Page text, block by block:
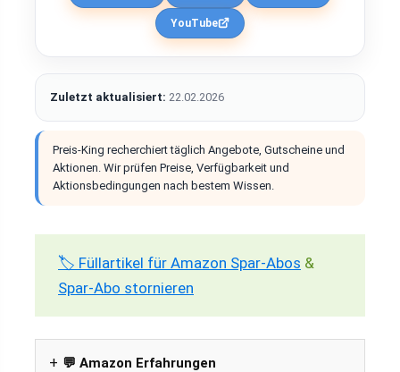
YouTube
Zuletzt aktualisiert: 22.02.2026
Preis-King recherchiert täglich Angebote, Gutscheine und
Aktionen. Wir prüfen Preise, Verfügbarkeit und
Aktionsbedingungen nach bestem Wissen.
🏷️ Füllartikel für Amazon Spar-Abos &
Spar-Abo stornieren
💬 Amazon Erfahrungen